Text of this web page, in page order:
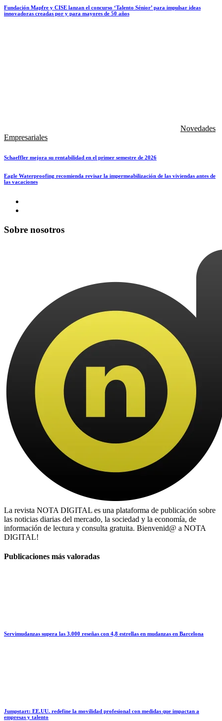
Fundación Mapfre y CISE lanzan el concurso ‘Talento Sénior’ para impulsar ideas
innovadoras creadas por y para mayores de 50 años
Novedades
Empresariales
Schaeffler mejora su rentabilidad en el primer semestre de 2026
Eagle Waterproofing recomienda revisar la impermeabilización de las viviendas antes de
las vacaciones
Sobre nosotros
La revista NOTA DIGITAL es una plataforma de publicación sobre
las noticias diarias del mercado, la sociedad y la economía, de
información de lectura y consulta gratuita. Bienvenid@ a NOTA
DIGITAL!
Publicaciones más valoradas
Servimudanzas supera las 3.000 reseñas con 4,8 estrellas en mudanzas en Barcelona
Jumpstart: EE.UU. redefine la movilidad profesional con medidas que impactan a
empresas y talento